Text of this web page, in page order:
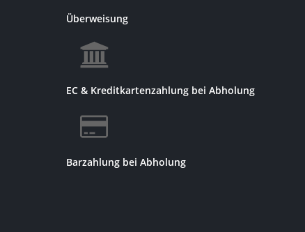
Überweisung
EC & Kreditkartenzahlung bei Abholung
Barzahlung bei Abholung